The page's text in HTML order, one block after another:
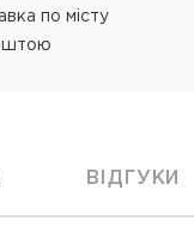
по місту
ВІДГУКИ